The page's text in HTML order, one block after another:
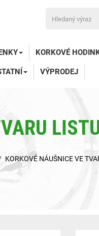
KORKOVÉ
VÝPRODEJ
KORKOVÉ NÁUŠNICE VE